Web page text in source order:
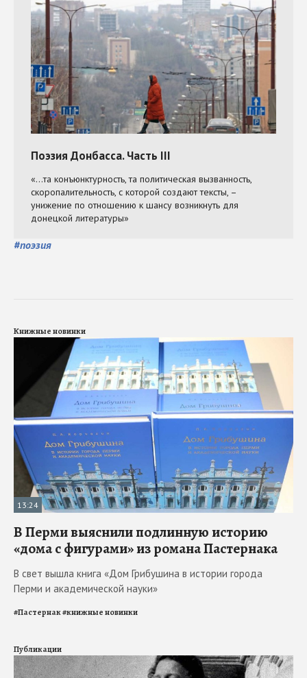
#поэзия
Книжные новинки
13:24
В Перми выяснили подлинную историю
«дома с фигурами» из романа Пастернака
В свет вышла книга «Дом Грибушина в истории города
Перми и академической науки»
#Пастернак#книжные новинки
Публикации